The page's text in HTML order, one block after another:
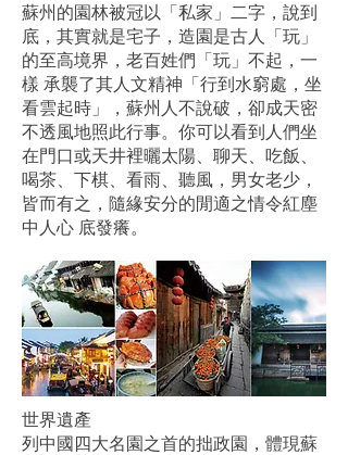
蘇州的園林被冠以「私家」二字，說到
底，其實就是宅子，造園是古人「玩」
的至高境界，老百姓們「玩」不起，一
樣 承襲了其人文精神「行到水窮處，坐
看雲起時」，蘇州人不說破，卻成天密
不透風地照此行事。你可以看到人們坐
在門口或天井裡曬太陽、聊天、吃飯、
喝茶、下棋、看雨、聽風，男女老少，
皆而有之，隨緣安分的閒適之情令紅塵
中人心 底發癢。
世界遺產
列中國四大名園之首的拙政園，體現蘇